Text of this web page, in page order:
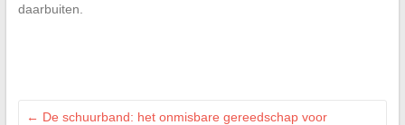
daarbuiten.
← De schuurband: het onmisbare gereedschap voor